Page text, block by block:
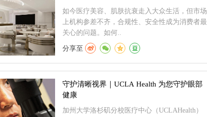
如今医疗美容、肌肤抗衰走入大众生活，但市场
上机构参差不齐，合规性、安全性成为消费者最
关心的问题。如何..
分享至
守护清晰视界｜UCLA Health 为您守护眼部
健康
加州大学洛杉矶分校医疗中心（UCLAHealth）